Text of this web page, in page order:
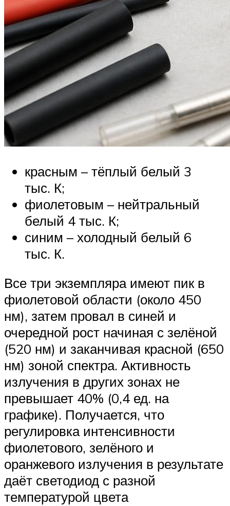
красным – тёплый белый 3
тыс. К;
фиолетовым – нейтральный
белый 4 тыс. К;
синим – холодный белый 6
тыс. К.
Все три экземпляра имеют пик в
фиолетовой области (около 450
нм), затем провал в синей и
очередной рост начиная с зелёной
(520 нм) и заканчивая красной (650
нм) зоной спектра. Активность
излучения в других зонах не
превышает 40% (0,4 ед. на
графике). Получается, что
регулировка интенсивности
фиолетового, зелёного и
оранжевого излучения в результате
даёт светодиод с разной
температурой цвета